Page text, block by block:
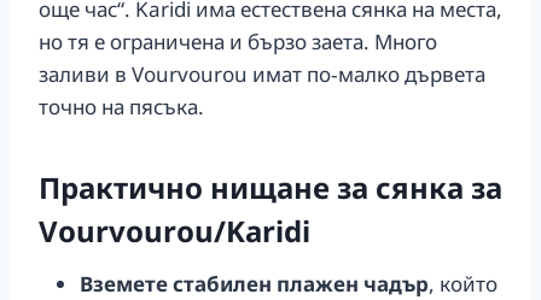
още час“. Karidi има естествена сянка на места,
но тя е ограничена и бързо заета. Много
заливи в Vourvourou имат по‑малко дървета
точно на пясъка.
Практично нищане за сянка за
Vourvourou/Karidi
Вземете стабилен плажен чадър, който